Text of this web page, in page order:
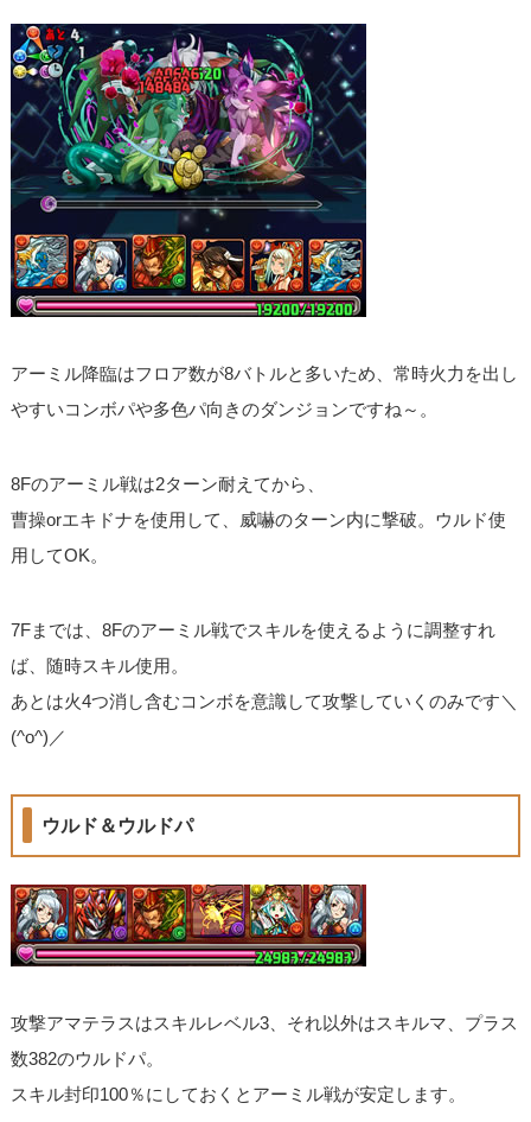
アーミル降臨はフロア数が8バトルと多いため、常時火力を出し
やすいコンボパや多色パ向きのダンジョンですね～。
8Fのアーミル戦は2ターン耐えてから、
曹操orエキドナを使用して、威嚇のターン内に撃破。ウルド使
用してOK。
7Fまでは、8Fのアーミル戦でスキルを使えるように調整すれ
ば、随時スキル使用。
あとは火4つ消し含むコンボを意識して攻撃していくのみです＼
(^o^)／
ウルド＆ウルドパ
攻撃アマテラスはスキルレベル3、それ以外はスキルマ、プラス
数382のウルドパ。
スキル封印100％にしておくとアーミル戦が安定します。